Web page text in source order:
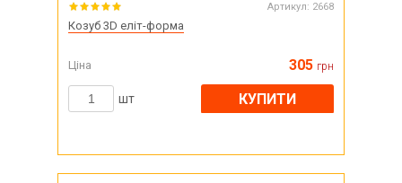
Артикул: 2668
Козуб 3D еліт-форма
Ціна 305 грн
шт КУПИТИ